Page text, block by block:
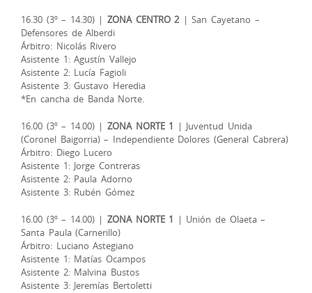
16.30 (3º – 14.30) | ZONA CENTRO 2| San Cayetano –
Defensores de Alberdi
Árbitro: Nicolás Rivero
Asistente 1: Agustín Vallejo
Asistente 2: Lucía Fagioli
Asistente 3: Gustavo Heredia
*En cancha de Banda Norte.
16.00 (3º – 14.00) | ZONA NORTE 1
| Juventud Unida
(Coronel Baigorria) – Independiente Dolores (General Cabrera)
Árbitro: Diego Lucero
Asistente 1: Jorge Contreras
Asistente 2: Paula Adorno
Asistente 3: Rubén Gómez
16.00 (3º – 14.00) | ZONA NORTE 1
| Unión de Olaeta –
Santa Paula (Carnerillo)
Árbitro: Luciano Astegiano
Asistente 1: Matías Ocampos
Asistente 2: Malvina Bustos
Asistente 3: Jeremías Bertoletti